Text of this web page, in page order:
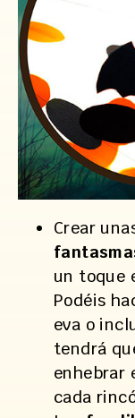
Crear
un toque
Podéis
eva o
tendrá
enhebrar
cada